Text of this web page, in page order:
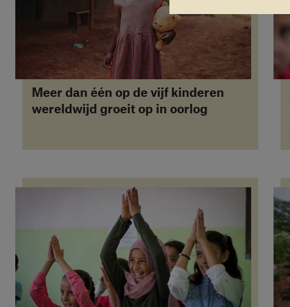
Meer dan één op de vijf kinderen
wereldwijd groeit op in oorlog